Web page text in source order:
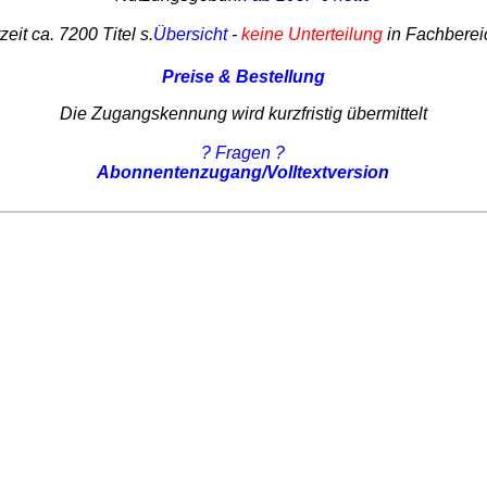
ca. 7200 Titel s.Übersicht- keine Unterteilungin
Preise & Bestellung
Die Zugangskennung wird kurzfristig übermittelt
? Fragen ?
Abonnentenzugang/Volltextversion